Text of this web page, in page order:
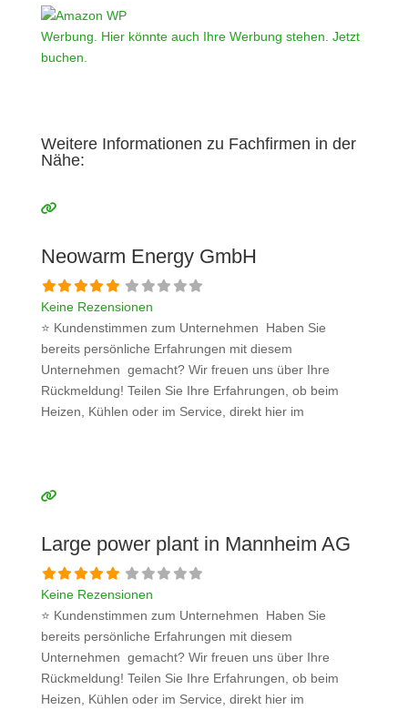
Werbung. Hier könnte auch Ihre Werbung stehen. Jetzt
buchen.
Weitere Informationen zu Fachfirmen in der
Nähe:
Neowarm Energy GmbH
Keine Rezensionen
⭐ Kundenstimmen zum Unternehmen Haben Sie
bereits persönliche Erfahrungen mit diesem
Unternehmen gemacht? Wir freuen uns über Ihre
Rückmeldung! Teilen Sie Ihre Erfahrungen, ob beim
Heizen, Kühlen oder im Service, direkt hier im
bitte mit konkreten Details an und bleiben
Large power plant in Mannheim AG
Keine Rezensionen
⭐ Kundenstimmen zum Unternehmen Haben Sie
bereits persönliche Erfahrungen mit diesem
Unternehmen gemacht? Wir freuen uns über Ihre
Rückmeldung! Teilen Sie Ihre Erfahrungen, ob beim
Heizen, Kühlen oder im Service, direkt hier im